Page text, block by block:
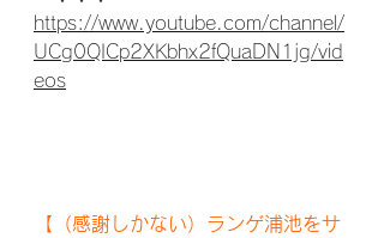
https://www.youtube.com/channel/
UCg0QICp2XKbhx2fQuaDN1jg/vid
eos
【（感謝しかない）ランゲ浦池をサ